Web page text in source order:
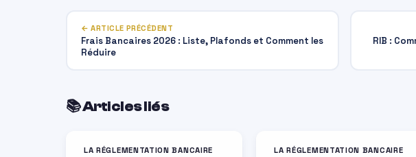
← ARTICLE PRÉCÉDENT
Frais Bancaires 2026 : Liste, Plafonds et Comment les
Réduire
RIB :
📚 Articles liés
LA RÉGLEMENTATION BANCAIRE
LA RÉGLEMENTATION BANCAIRE